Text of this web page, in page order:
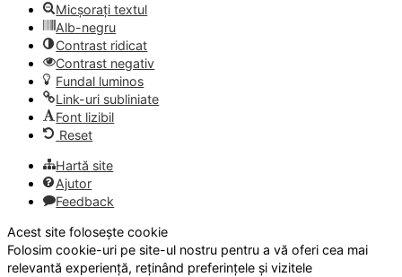
Micșorați textul
Alb-negru
Contrast ridicat
Contrast negativ
Fundal luminos
Link-uri subliniate
Font lizibil
Reset
Hartă site
Ajutor
Feedback
Acest site folosește cookie
Folosim cookie-uri pe site-ul nostru pentru a vă oferi cea mai
relevantă experiență, reținând preferințele și vizitele